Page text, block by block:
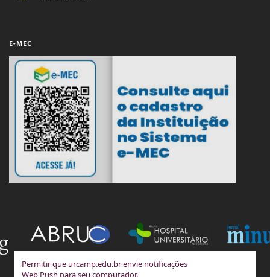
Permitir que urcamp.edu.br envie notificações
Web Push para seu computador.
E-MEC